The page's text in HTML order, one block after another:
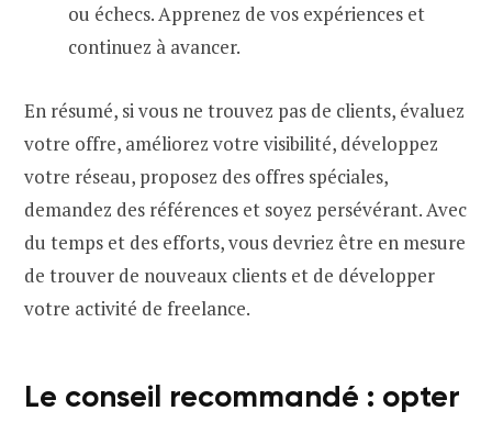
ou échecs. Apprenez de vos expériences et
continuez à avancer.
En résumé, si vous ne trouvez pas de clients, évaluez
votre offre, améliorez votre visibilité, développez
votre réseau, proposez des offres spéciales,
demandez des références et soyez persévérant. Avec
du temps et des efforts, vous devriez être en mesure
de trouver de nouveaux clients et de développer
votre activité de freelance.
Le conseil recommandé : opter